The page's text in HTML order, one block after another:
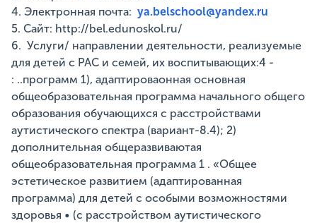
4. Электронная почта: ya.belschool@yandex.ru
5. Сайт: http://bel.edunoskol.ru/
6. Услуги/ направлении деятельности, реализуемые
для детей с РАС и семей, их воспитывающих:4 -
: ..программ 1), адаптироваонная основная
общеобразовательная программа начального общего
образования обучающихся с расстройствами
аутистического спектра (вариант-8.4); 2)
дополнительная общеразвиваютая
общеобразовательная программа 1 . «Общее
эстетическое развитием (адаптированная
программа) для детей с особыми возможностями
здоровья • (с расстройством аутистического